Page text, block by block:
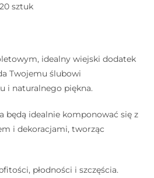
sztuk
idealny wiejski dodatek
Twojemu ślubowi
i naturalnego piękna.
będą idealnie komponować się z
i dekoracjami, tworząc
płodności i szczęścia.